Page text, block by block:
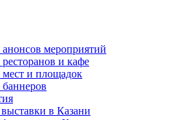
мероприятий
и кафе
и площадок
в Казани